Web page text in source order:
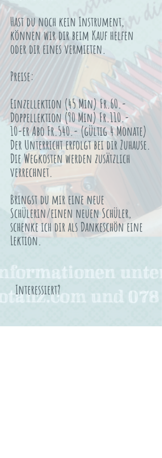
Hast du noch kein Instrument,
können wir dir beim Kauf helfen
oder dir eines vermieten.
Preise:
Einzellektion (45 Min) Fr.60.-
Doppellektion (90 Min) Fr.110.-
10-er Abo Fr.540.- (gültig 4 Monate)
Der Unterricht erfolgt bei dir Zuhause.
Die Wegkosten werden zusätzlich
verrechnet.
Bringst du mir eine neue
Schülerin/einen neuen Schüler,
schenke ich dir als Dankeschön eine
Lektion.
Interessiert?